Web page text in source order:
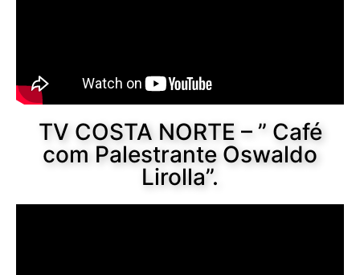
TV COSTA NORTE – ” Café
com Palestrante Oswaldo
Lirolla”.